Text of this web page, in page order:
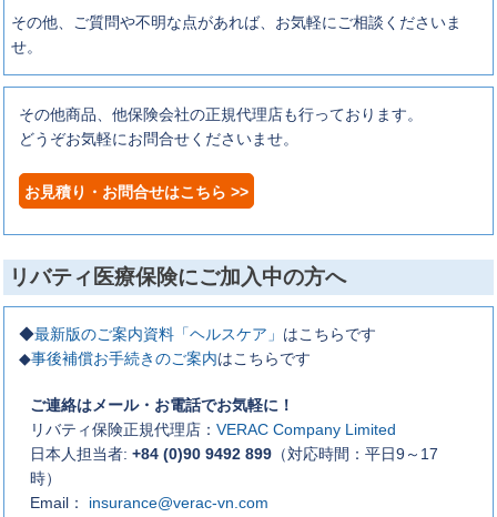
その他、ご質問や不明な点があれば、お気軽にご相談くださいま
せ。
その他商品、他保険会社の正規代理店も行っております。
どうぞお気軽にお問合せくださいませ。
お見積り・お問合せはこちら >>
リバティ医療保険にご加入中の方へ
◆最新版のご案内資料「ヘルスケア」 はこちらです
◆事後補償お手続きのご案内はこちらです
ご連絡はメール・お電話でお気軽に！
リバティ保険正規代理店： VERAC Company Limited
日本人担当者: +84 (0)90 9492 899 （対応時間：平日9～17
時）
Email： insurance@verac-vn.com